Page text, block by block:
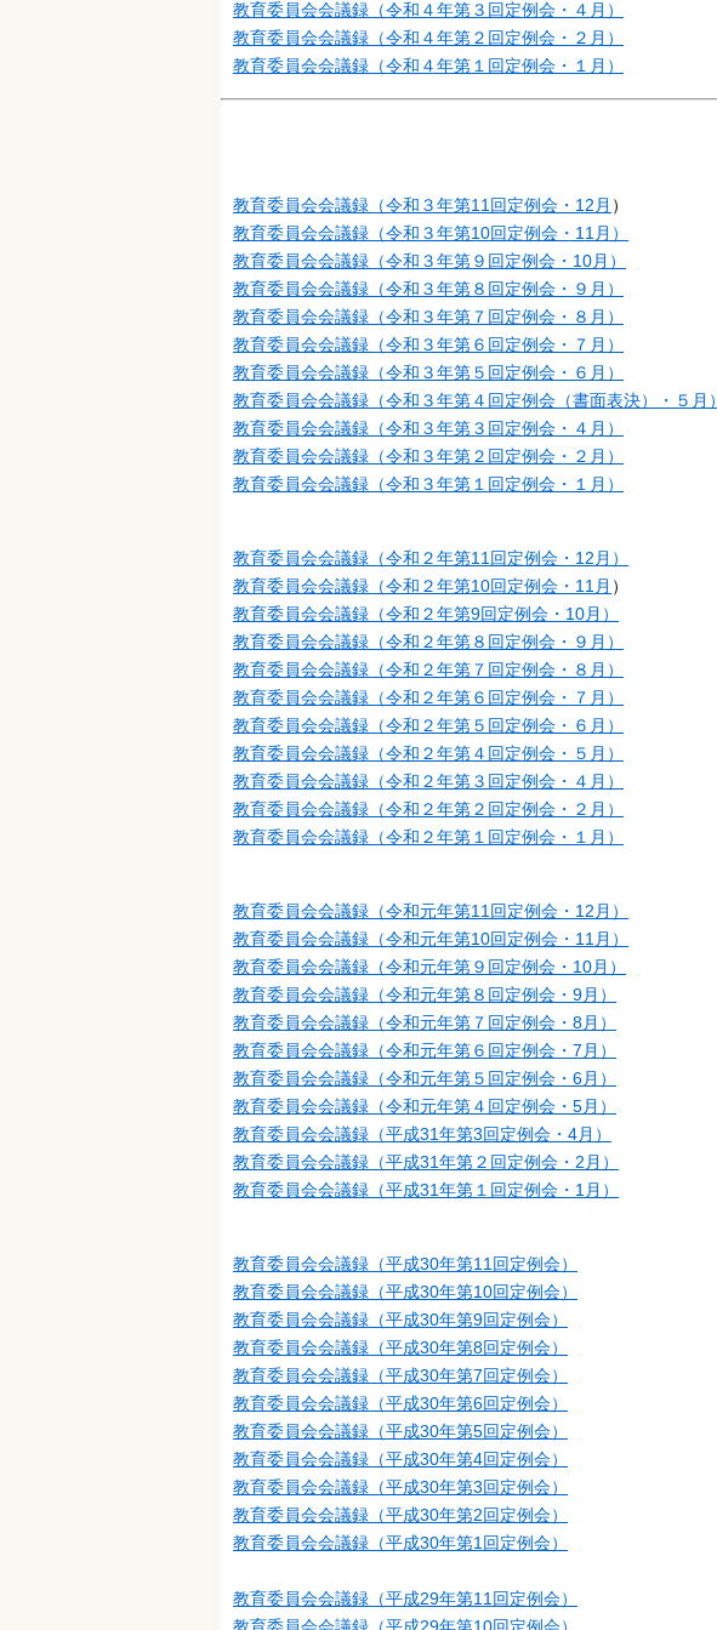
教育委員会会議録（令和４年第３回定例会・４月）
教育委員会会議録（令和４年第２回定例会・２月）
教育委員会会議録（令和４年第１回定例会・１月）
教育委員会会議録（令和３年第11回定例会・12月 ）
教育委員会会議録（令和３年第10回定例会・11月）
教育委員会会議録（令和３年第９回定例会・10月）
教育委員会会議録（令和３年第８回定例会・９月）
教育委員会会議録（令和３年第７回定例会・８月）
教育委員会会議録（令和３年第６回定例会・７月）
教育委員会会議録（令和３年第５回定例会・６月）
教育委員会会議録（令和３年第４回定例会（書面表決）・５月）
教育委員会会議録（令和３年第３回定例会・４月）
教育委員会会議録（令和３年第２回定例会・２月）
教育委員会会議録（令和３年第１回定例会・１月）
教育委員会会議録（令和２年第11回定例会・12月）
教育委員会会議録（令和２年第10回定例会・11月 ）
教育委員会会議録（令和２年第9回定例会・10月）
教育委員会会議録（令和２年第８回定例会・９月）
教育委員会会議録（令和２年第７回定例会・８月）
教育委員会会議録（令和２年第６回定例会・７月）
教育委員会会議録（令和２年第５回定例会・６月）
教育委員会会議録（令和２年第４回定例会・５月）
教育委員会会議録（令和２年第３回定例会・４月）
教育委員会会議録（令和２年第２回定例会・２月）
教育委員会会議録（令和２年第１回定例会・１月）
教育委員会会議録（令和元年第11回定例会・12月）
教育委員会会議録（令和元年第10回定例会・11月）
教育委員会会議録（令和元年第９回定例会・10月）
教育委員会会議録（令和元年第８回定例会・9月）
教育委員会会議録（令和元年第７回定例会・8月）
教育委員会会議録（令和元年第６回定例会・7月）
教育委員会会議録（令和元年第５回定例会・6月）
教育委員会会議録（令和元年第４回定例会・5月）
教育委員会会議録（平成31年第3回定例会・4月）
教育委員会会議録（平成31年第２回定例会・2月）
教育委員会会議録（平成31年第１回定例会・1月）
教育委員会会議録（平成30年第11回定例会）
教育委員会会議録（平成30年第10回定例会）
教育委員会会議録（平成30年第9回定例会）
教育委員会会議録（平成30年第8回定例会）
教育委員会会議録（平成30年第7回定例会）
教育委員会会議録（平成30年第6回定例会）
教育委員会会議録（平成30年第5回定例会）
教育委員会会議録（平成30年第4回定例会）
教育委員会会議録（平成30年第3回定例会）
教育委員会会議録（平成30年第2回定例会）
教育委員会会議録（平成30年第1回定例会）
教育委員会会議録（平成29年第11回定例会）